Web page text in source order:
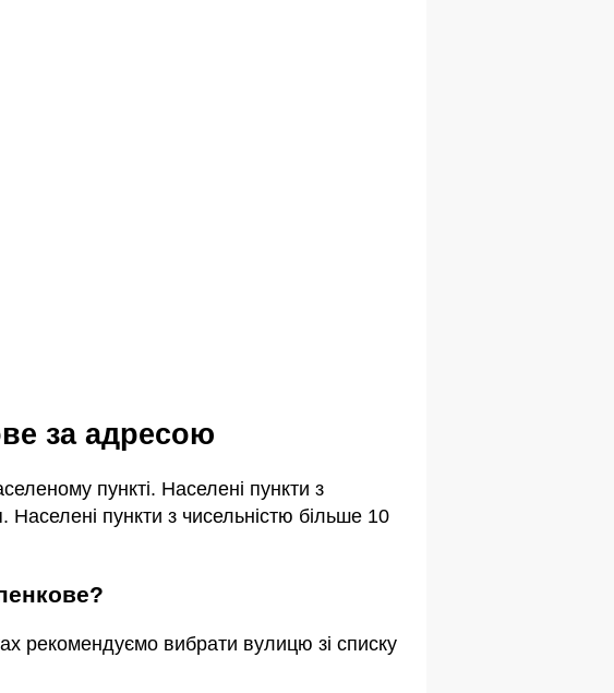
за адресою
пункті. Населені пункти з
пункти з чисельністю більше 10
рекомендуємо вибрати вулицю зі списку